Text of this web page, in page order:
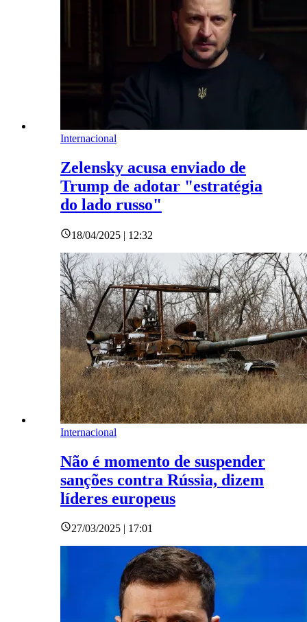
Internacional
Zelensky acusa enviado de
Trump de adotar "estratégia
do lado russo"
18/04/2025 | 12:32
Internacional
Não é momento de suspender
sanções contra Rússia, dizem
líderes europeus
27/03/2025 | 17:01